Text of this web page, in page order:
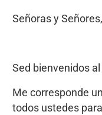
Señoras y
Sed bienvenidos
Me corresponde
todos ustedes